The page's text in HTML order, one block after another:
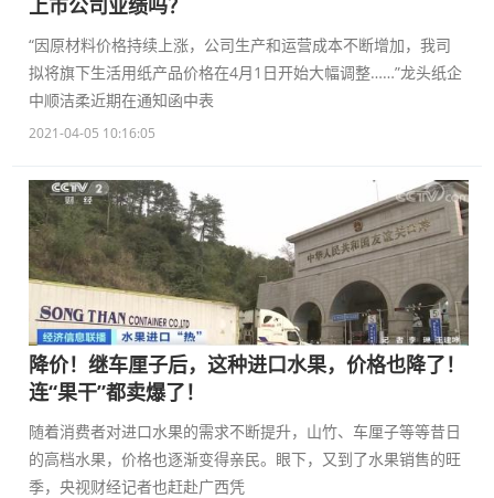
“因原材料价格持续上涨，公司生产和运营成本不断增加，我司
拟将旗下生活用纸产品价格在4月1日开始大幅调整……”龙头纸企
中顺洁柔近期在通知函中表
2021-04-05 10:16:05
降价！继车厘子后，这种进口水果，价格也降了！
连“果干”都卖爆了！
随着消费者对进口水果的需求不断提升，山竹、车厘子等等昔日
的高档水果，价格也逐渐变得亲民。眼下，又到了水果销售的旺
季，央视财经记者也赶赴广西凭